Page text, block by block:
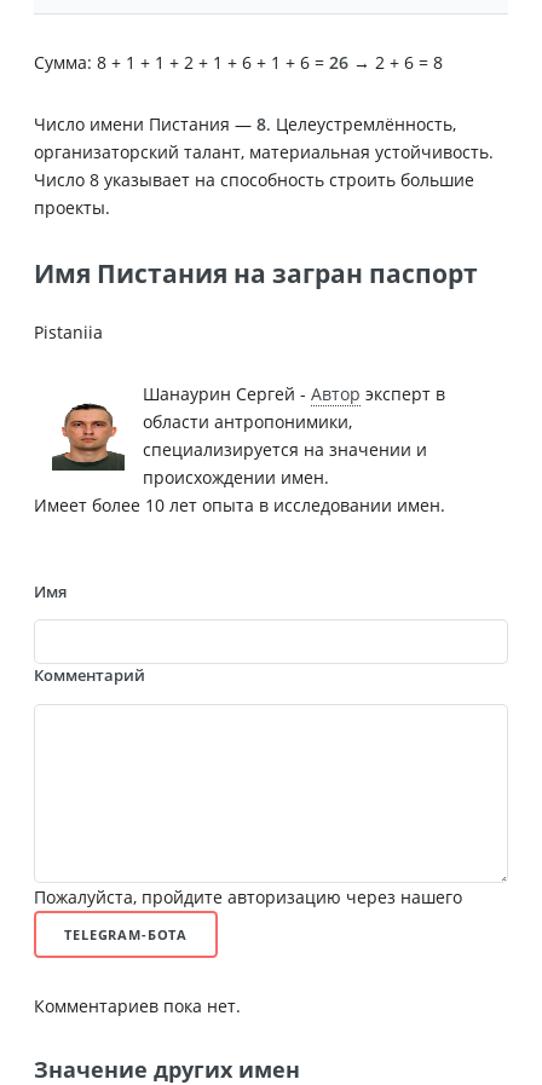
Сумма: 8 + 1 + 1 + 2 + 1 + 6 + 1 + 6 = 26 → 2 + 6 = 8
Число имени Пистания — 8. Целеустремлённость,
организаторский талант, материальная устойчивость.
Число 8 указывает на способность строить большие
проекты.
Имя Пистания на загран паспорт
Pistaniia
Шанаурин Сергей - Автор эксперт в
области антропонимики,
специализируется на значении и
происхождении имен.
Имеет более 10 лет опыта в исследовании имен.
Имя
Комментарий
Пожалуйста, пройдите авторизацию через нашего
TELEGRAM-БОТА
Комментариев пока нет.
Значение других имен